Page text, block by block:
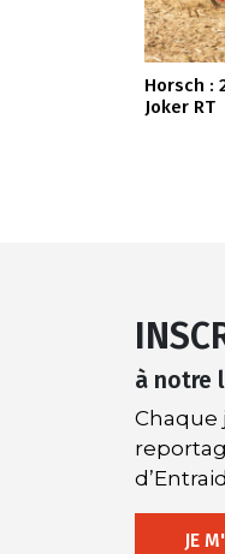
Horsch :
Joker RT
à notre
Chaque
JE